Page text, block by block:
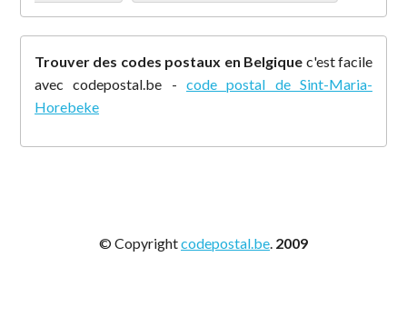
Trouver des codes postaux en Belgique c'est facile
avec codepostal.be - code postal de Sint-Maria-
Horebeke
© Copyrightcodepostal.be. 2009